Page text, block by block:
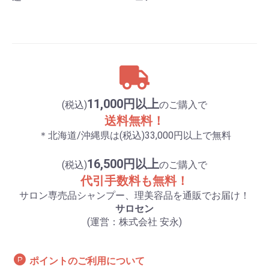
(税込)11,000円以上のご購入で
送料無料！
＊北海道/沖縄県は(税込)33,000円以上で無料
(税込)16,500円以上のご購入で
代引手数料も無料！
サロン専売品シャンプー、理美容品を通販でお届け！
サロセン
(運営：株式会社 安永)
ポイントのご利用について